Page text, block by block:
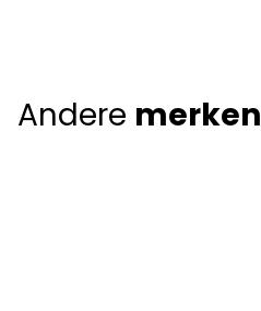
Andere merken